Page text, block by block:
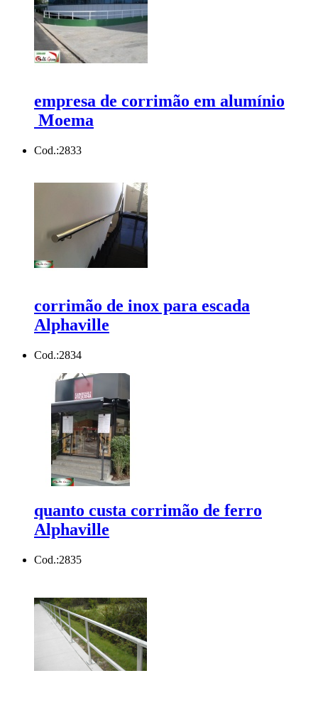
empresa de corrimão em alumínio
Moema
Cod.:2833
corrimão de inox para escada
Alphaville
Cod.:2834
quanto custa corrimão de ferro
Alphaville
Cod.:2835